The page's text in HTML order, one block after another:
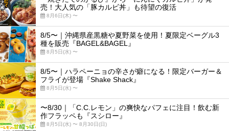
売！大人気の「豚カルビ丼」も待望の復活
8月6日(木) 〜
8/5〜｜沖縄県産黒糖や夏野菜を使用！夏限定ベーグル3
種を販売『BAGEL&BAGEL』
8月5日(水) 〜
8/5〜｜ハラペーニョの辛さが癖になる！限定バーガー＆
フライが登場『Shake Shack』
8月5日(水) 〜
〜8/30｜「C.C.レモン」の爽快なパフェに注目！飲む新
作フラッペも『スシロー』
8月5日(水) 〜 8月30日(日)